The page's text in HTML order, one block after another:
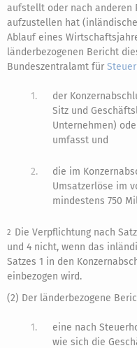
aufstellt oder nach anderen
aufzustellen hat
Ablauf eines
länderbezogenen Bericht
Bundeszentralamt für
1.
der
Sitz und
Unternehmen)
umfasst und
2.
die im
Umsatzerlöse im
mindestens 750
2 Die Verpflichtung nach
und 4 nicht, wenn das
Satzes 1 in den
einbezogen wird.
(2) Der länderbezogene
1.
eine nach
wie sich die